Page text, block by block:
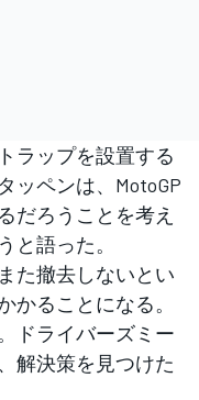
ラップを設置する
ッペンは、MotoGP
だろうことを考え
と語った。
た撤去しないとい
かることになる。
ドライバーズミー
解決策を見つけた